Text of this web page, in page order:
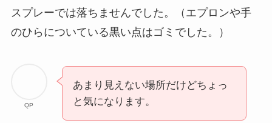
スプレーでは落ちませんでした。（エプロンや手
のひらについている黒い点はゴミでした。）
QP
あまり見えない場所だけどちょっ
と気になります。